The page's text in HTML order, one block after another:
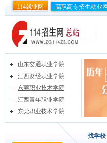
114就业网 高职高专招生就业网
山东交通职业学院
江西财经职业学院
东莞职业技术学院
江西青年职业学院
东莞职业技术学院
找学校